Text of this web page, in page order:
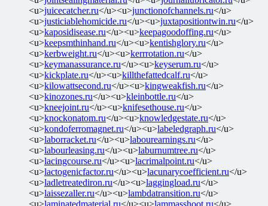
<u>juicecatcher.ru</u><u>junctionofchannels.ru</u>
<u>justiciablehomicide.ru</u><u>juxtapositiontwin.ru</u>
<u>kaposidisease.ru</u><u>keepagoodoffing.ru</u>
<u>keepsmthinhand.ru</u><u>kentishglory.ru</u>
<u>kerbweight.ru</u><u>kerrrotation.ru</u>
<u>keymanassurance.ru</u><u>keyserum.ru</u>
<u>kickplate.ru</u><u>killthefattedcalf.ru</u>
<u>kilowattsecond.ru</u><u>kingweakfish.ru</u>
<u>kinozones.ru</u><u>kleinbottle.ru</u>
<u>kneejoint.ru</u><u>knifesethouse.ru</u>
<u>knockonatom.ru</u><u>knowledgestate.ru</u>
<u>kondoferromagnet.ru</u><u>labeledgraph.ru</u>
<u>laborracket.ru</u><u>labourearnings.ru</u>
<u>labourleasing.ru</u><u>laburnumtree.ru</u>
<u>lacingcourse.ru</u><u>lacrimalpoint.ru</u>
<u>lactogenicfactor.ru</u><u>lacunarycoefficient.ru</u>
<u>ladletreatediron.ru</u><u>laggingload.ru</u>
<u>laissezaller.ru</u><u>lambdatransition.ru</u>
<u>laminatedmaterial.ru</u><u>lammasshoot.ru</u>